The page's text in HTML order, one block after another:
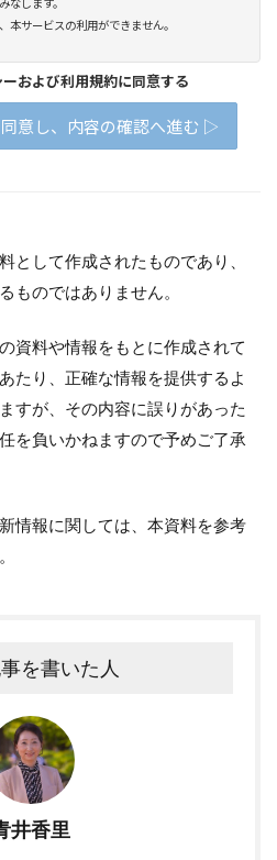
として作成されたものであり、
ものではありません。
資料や情報をもとに作成されて
たり、正確な情報を提供するよ
すが、その内容に誤りがあった
を負いかねますので予めご了承
情報に関しては、本資料を参考
を書いた人
井香里